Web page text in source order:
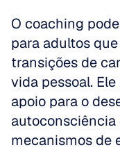
O coaching
para adultos
transições de
vida pessoal.
apoio para o
mecanismos de